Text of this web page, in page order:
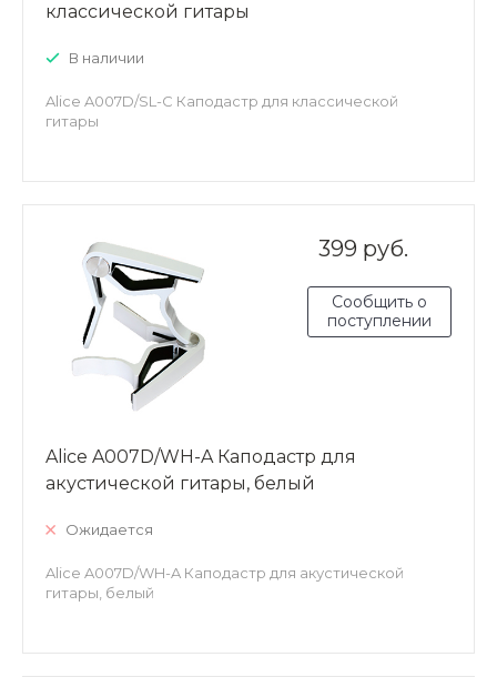
классической гитары
В наличии
Alice A007D/SL-C Каподастр для классической
гитары
399 руб.
Сообщить о
поступлении
Alice A007D/WH-A Каподастр для
акустической гитары, белый
Ожидается
Alice A007D/WH-A Каподастр для акустической
гитары, белый